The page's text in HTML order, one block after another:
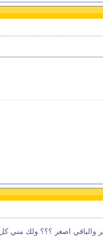
والباقي اصغر ؟؟؟ ولك مني